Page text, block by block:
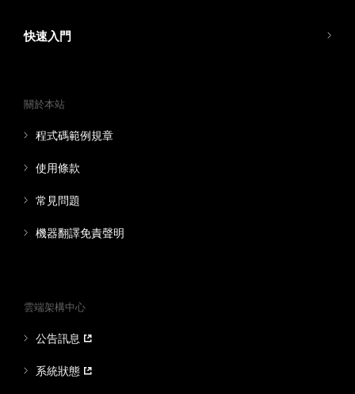
快速入門
關於本站
程式碼範例規章
使用條款
常見問題
機器翻譯免責聲明
雲端架構中心
公告訊息
系統狀態